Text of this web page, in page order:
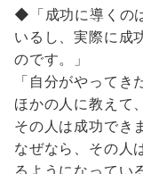
◆「成功に導くの
いるし、実際に成
のです。」
「自分がやってき
ほかの人に教えて
その人は成功でき
なぜなら、その人
るようになってい